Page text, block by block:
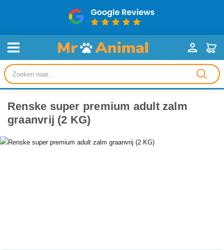
Producten
zoeken
Renske super premium adult zalm
graanvrij (2 KG)